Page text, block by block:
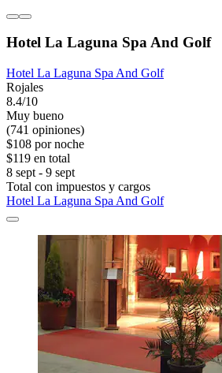
Hotel La Laguna Spa And Golf
Hotel La Laguna Spa And Golf
Rojales
8.4/10
Muy bueno
(741 opiniones)
$108 por noche
$119 en total
8 sept - 9 sept
Total con impuestos y cargos
Hotel La Laguna Spa And Golf